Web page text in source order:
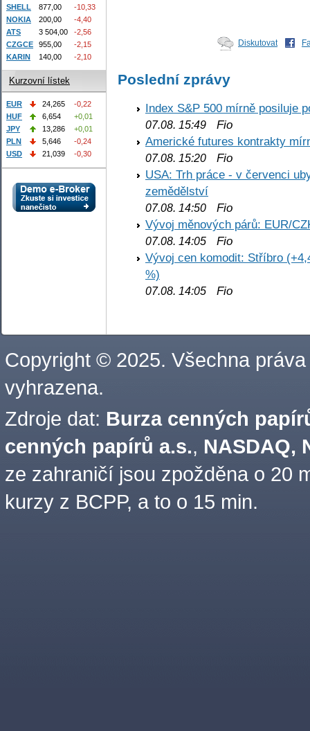
Diskutovat
Poslední zprávy
Index S&P 500 mírně posiluje
07.08. 15:49 Fio
Americké futures kontrakty
07.08. 15:20 Fio
USA: Trh práce - v červenci
zemědělství
07.08. 14:50 Fio
Vývoj měnových párů: EUR/
07.08. 14:05 Fio
Vývoj cen komodit: Stříbro
%)
07.08. 14:05 Fio
SHELL 877,00
-10,33
NOKIA
200,00
-4,40
ATS
3 504,00
-2,56
CZGCE
955,00
-2,15
KARIN
140,00 -2,10
Kurzovní lístek
EUR 24,265
-0,22
HUF
6,654
+0,01
JPY
13,286
+0,01
PLN
5,646
-0,24
USD
21,039 -0,30
Copyright © 2025. Všechna práva
vyhrazena.
Zdroje dat: Burza cenných
cenných papírů a.s., NASDAQ,
ze zahraničí jsou zpožděna o 20
kurzy z BCPP, a to o 15 min.